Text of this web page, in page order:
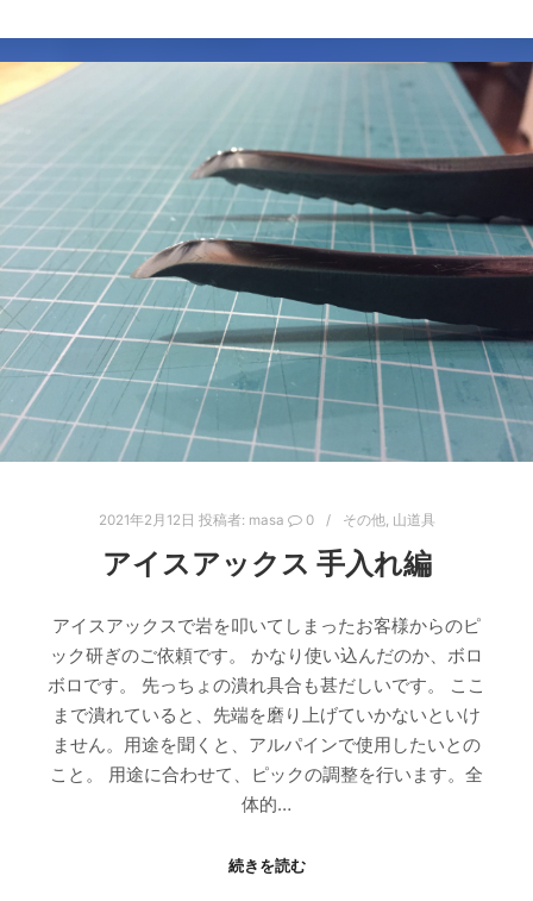
2021年2月12日 投稿者: masa 0 その他, 山道具
アイスアックス 手入れ編
アイスアックスで岩を叩いてしまったお客様からのピ
ック研ぎのご依頼です。 かなり使い込んだのか、ボロ
ボロです。 先っちょの潰れ具合も甚だしいです。 ここ
まで潰れていると、先端を磨り上げていかないといけ
ません。用途を聞くと、アルパインで使用したいとの
こと。 用途に合わせて、ピックの調整を行います。全
体的…
続きを読む